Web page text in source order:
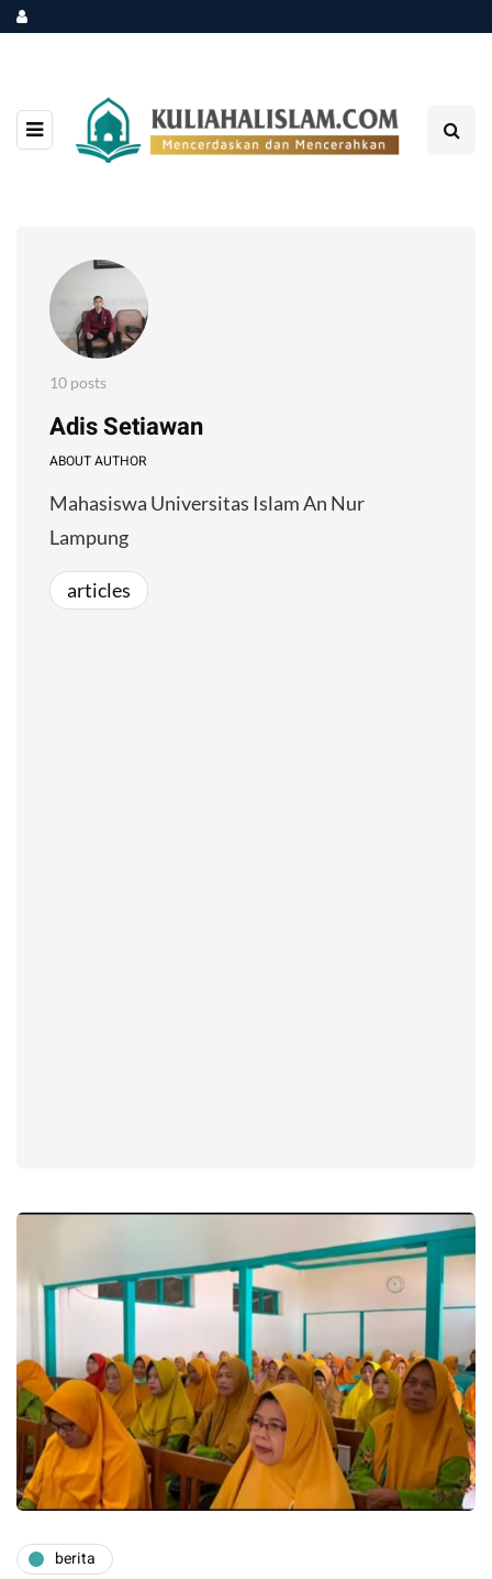
10 posts
Adis Setiawan
ABOUT AUTHOR
Mahasiswa Universitas Islam An Nur
Lampung
articles
berita